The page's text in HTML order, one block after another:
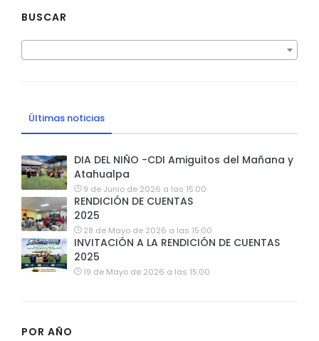
BUSCAR
Últimas noticias
DIA DEL NIÑO -CDI Amiguitos del Mañana y
Atahualpa
9 de Junio de 2026 a las 15:00
RENDICIÓN DE CUENTAS
2025
28 de Mayo de 2026 a las 15:00
INVITACIÓN A LA RENDICIÓN DE CUENTAS
2025
19 de Mayo de 2026 a las 15:00
POR AÑO